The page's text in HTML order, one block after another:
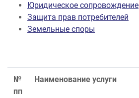
Юридическое сопровождение
Защита прав потребителей
Земельные споры
№
пп
Наименование услуги